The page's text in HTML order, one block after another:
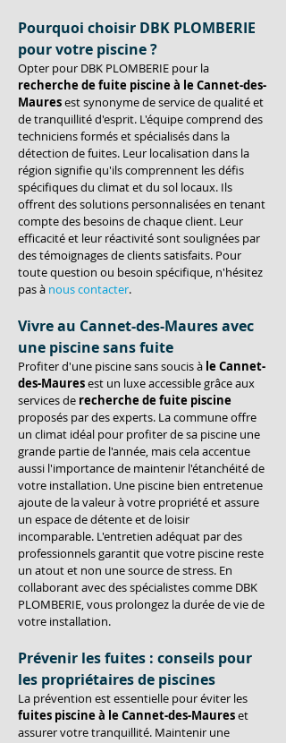
Pourquoi choisir DBK PLOMBERIE
pour votre piscine ?
Opter pour DBK PLOMBERIE pour la
recherche de fuite piscine à le Cannet-des-
Maures est synonyme de service de qualité et
de tranquillité d'esprit. L'équipe comprend des
techniciens formés et spécialisés dans la
détection de fuites. Leur localisation dans la
région signifie qu'ils comprennent les défis
spécifiques du climat et du sol locaux. Ils
offrent des solutions personnalisées en tenant
compte des besoins de chaque client. Leur
efficacité et leur réactivité sont soulignées par
des témoignages de clients satisfaits. Pour
toute question ou besoin spécifique, n'hésitez
pas à nous contacter.
Vivre au Cannet-des-Maures avec
une piscine sans fuite
Profiter d'une piscine sans soucis à le Cannet-
des-Maures est un luxe accessible grâce aux
services de recherche de fuite piscine
proposés par des experts. La commune offre
un climat idéal pour profiter de sa piscine une
grande partie de l'année, mais cela accentue
aussi l'importance de maintenir l'étanchéité de
votre installation. Une piscine bien entretenue
ajoute de la valeur à votre propriété et assure
un espace de détente et de loisir
incomparable. L'entretien adéquat par des
professionnels garantit que votre piscine reste
un atout et non une source de stress. En
collaborant avec des spécialistes comme DBK
PLOMBERIE, vous prolongez la durée de vie de
votre installation.
Prévenir les fuites : conseils pour
les propriétaires de piscines
La prévention est essentielle pour éviter les
fuites piscine à le Cannet-des-Maures et
assurer votre tranquillité. Maintenir une